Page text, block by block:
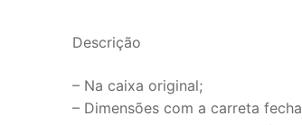
Descrição
– Na caixa original;
– Dimensões com a carreta